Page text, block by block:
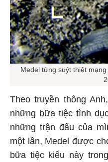
Medel từng suýt thiệt
Theo truyền thông
những bữa tiệc tình
những trận đấu của
một lần, Medel được
bữa tiệc kiểu này